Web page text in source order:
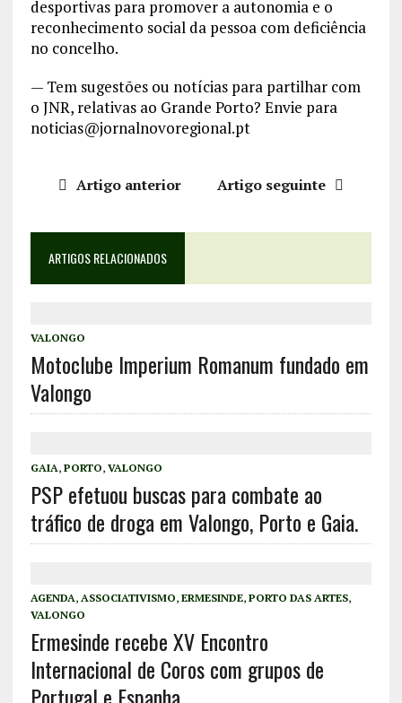
desportivas para promover a autonomia e o
reconhecimento social da pessoa com deficiência
no concelho.
— Tem sugestões ou notícias para partilhar com
o JNR, relativas ao Grande Porto? Envie para
noticias@jornalnovoregional.pt
Artigo anterior Artigo seguinte
ARTIGOS RELACIONADOS
VALONGO
Motoclube Imperium Romanum fundado em
Valongo
GAIA, PORTO, VALONGO
PSP efetuou buscas para combate ao
tráfico de droga em Valongo, Porto e Gaia.
AGENDA, ASSOCIATIVISMO, ERMESINDE, PORTO DAS ARTES,
VALONGO
Ermesinde recebe XV Encontro
Internacional de Coros com grupos de